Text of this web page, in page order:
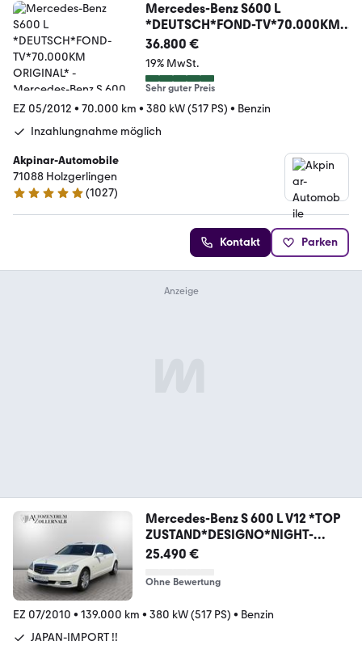
Mercedes-Benz S600 L
*DEUTSCH*FOND-TV*70.000KM
ORIGINAL*
36.800 €
19% MwSt.
Sehr guter Preis
EZ 05/2012 • 70.000 km • 380 kW (517 PS) • Benzin
Inzahlungnahme möglich
Akpinar-Automobile
71088 Holzgerlingen
4.9 Sterne
(1027)
Kontakt Parken
Mercedes-Benz S 600 L V12 *TOP
ZUSTAND*DESIGNO*NIGHT-
VISION*
25.490 €
Ohne Bewertung
EZ 07/2010 • 139.000 km • 380 kW (517 PS) • Benzin
JAPAN-IMPORT !!